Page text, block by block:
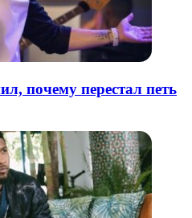
почему перестал петь